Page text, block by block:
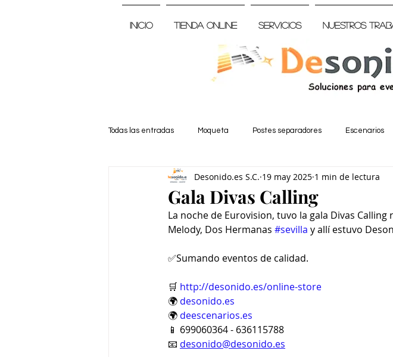
Inicio Tienda Online Servicios Nuestros
Todas las entradas Moqueta Postes separadores Escenarios
Gala Divas Calling
Desonido.es S.C. 19 may 2025 1 min de lectura
La noche de Eurovision, tuvo la gala Divas
Melody, Dos Hermanas #sevilla y allí estuvo
✅Sumando eventos de calidad.
🛒 http://desonido.es/online-store
🌍 desonido.es
🌍 deescenarios.es
📱 699060364 - 636115788
📧 desonido@desonido.es